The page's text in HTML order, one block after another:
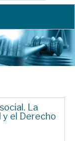
La
el Derecho